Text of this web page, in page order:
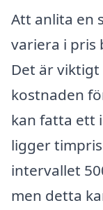
Att anlita en
variera i pris
Det är
kostnaden
kan fatta ett
ligger
intervallet
men detta